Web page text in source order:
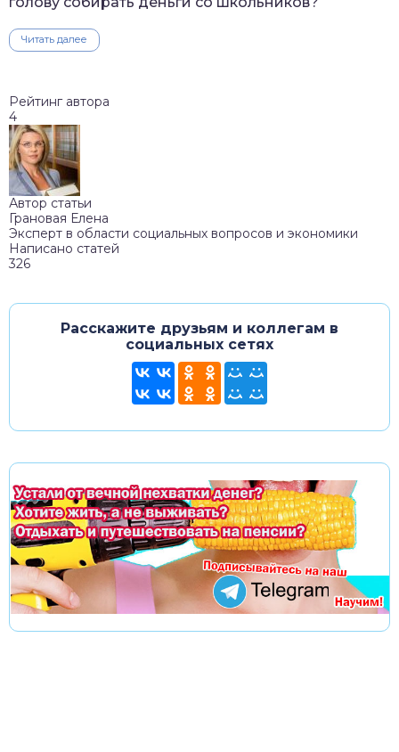
Читать далее
Рейтинг автора
4
Автор статьи
Грановая Елена
Эксперт в области социальных вопросов и экономики
Написано статей
326
Расскажите друзьям и коллегам в
социальных сетях